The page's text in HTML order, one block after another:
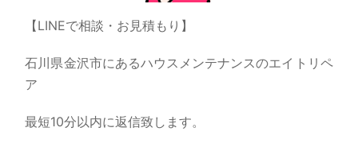
【LINEで相談・お見積もり】
石川県金沢市にあるハウスメンテナンスのエイトリペ
ア
最短10分以内に返信致します。